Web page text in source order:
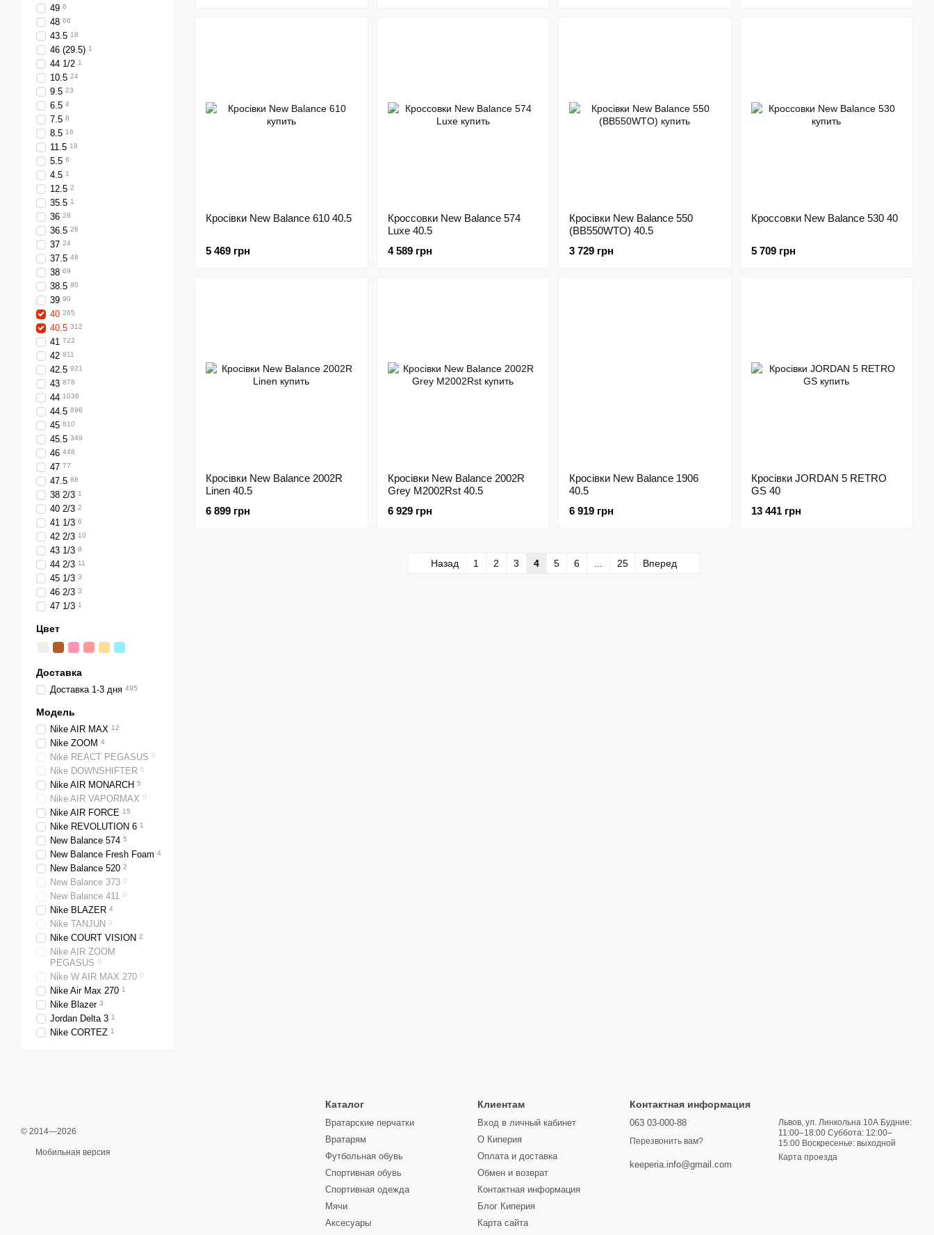
Кросівки New Balance 610 40.5
5 469 грн
Кроссовки New Balance 574
Luxe 40.5
4 589 грн
Кросівки New Balance 550
(BB550WTO) 40.5
3 729 грн
Кроссовки New Balance 530 40
5 709 грн
Кросівки New Balance 2002R
Linen 40.5
6 899 грн
Кросівки New Balance 2002R
Grey M2002Rst 40.5
6 929 грн
Кросівки New Balance 1906
40.5
6 919 грн
Кросівки JORDAN 5 RETRO
GS 40
13 441 грн
Назад 1 2 3 4 5 6 25 Вперед
49 6
48 66
43.5 18
46 (29.5) 1
44 1/2 1
10.5 24
9.5 23
6.5 4
7.5 8
8.5 16
11.5 18
5.5 6
4.5 1
12.5 2
35.5 1
36 28
36.5 26
37 24
37.5 48
38 69
38.5 80
39 90
40 265
40.5 312
41 722
42 911
42.5 921
43 878
44 1036
44.5 896
45 810
45.5 349
46 448
47 77
47.5 88
38 2/3 1
40 2/3 2
41 1/3 6
42 2/3 10
43 1/3 8
44 2/3 11
45 1/3 3
46 2/3 3
47 1/3 1
Цвет
Доставка
Доставка 1-3 дня 495
Модель
Nike AIR MAX 12
Nike ZOOM 4
Nike REACT PEGASUS 0
Nike DOWNSHIFTER 0
Nike AIR MONARCH 5
Nike AIR VAPORMAX 0
Nike AIR FORCE 15
Nike REVOLUTION 6 1
New Balance 574 5
New Balance Fresh Foam 4
New Balance 520 2
New Balance 373 0
New Balance 411 0
Nike BLAZER 4
Nike TANJUN 0
Nike COURT VISION 2
Nike AIR ZOOM
PEGASUS 0
Nike W AIR MAX 270 0
Nike Air Max 270 1
Nike Blazer 3
Jordan Delta 3 1
Nike CORTEZ 1
© 2014—2026
Мобильная версия
Каталог
Вратарские перчатки
Вратарям
Футбольная обувь
Спортивная обувь
Спортивная одежда
Мячи
Аксесуары
Клиентам
Вход в личный кабинет
О Киперия
Оплата и доставка
Обмен и возврат
Контактная информация
Блог Киперия
Карта сайта
Контактная информация
063 03-000-88
Перезвонить вам?
keeperia.info@gmail.com
Львов, ул. Линкольна 10А Будние:
11:00–18:00 Суббота: 12:00–
15:00 Воскресенье: выходной
Карта проезда